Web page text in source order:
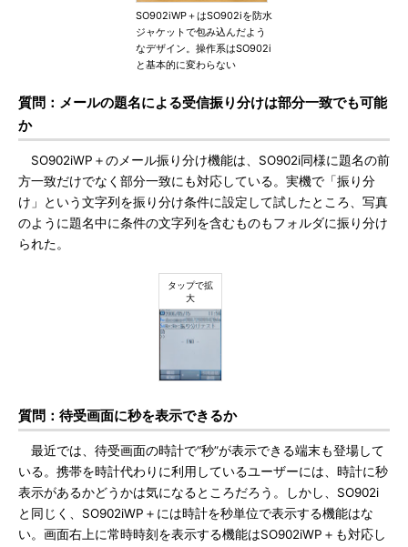
SO902iWP＋はSO902iを防水
ジャケットで包み込んだよう
なデザイン。操作系はSO902i
と基本的に変わらない
質問：メールの題名による受信振り分けは部分一致でも可能
か
SO902iWP＋のメール振り分け機能は、SO902i同様に題名の前
方一致だけでなく部分一致にも対応している。実機で「振り分
け」という文字列を振り分け条件に設定して試したところ、写真
のように題名中に条件の文字列を含むものもフォルダに振り分け
られた。
質問：待受画面に秒を表示できるか
最近では、待受画面の時計で“秒”が表示できる端末も登場して
いる。携帯を時計代わりに利用しているユーザーには、時計に秒
表示があるかどうかは気になるところだろう。しかし、SO902i
と同じく、SO902iWP＋には時計を秒単位で表示する機能はな
い。画面右上に常時時刻を表示する機能はSO902iWP＋も対応し